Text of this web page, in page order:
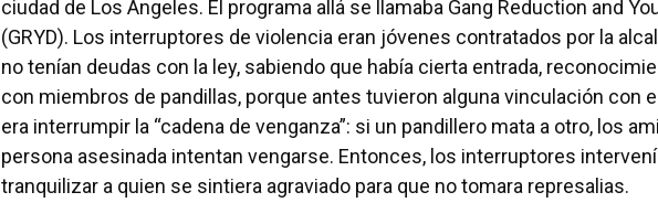
ciudad de Los Ángeles. El programa allá se llamaba Gang Reduction and
(GRYD). Los interruptores de violencia eran jóvenes contratados por la
no tenían deudas con la ley, sabiendo que había cierta entrada,
con miembros de pandillas, porque antes tuvieron alguna vinculación con
era interrumpir la “cadena de venganza”: si un pandillero mata a otro, los
persona asesinada intentan vengarse. Entonces, los interruptores
tranquilizar a quien se sintiera agraviado para que no tomara represalias.